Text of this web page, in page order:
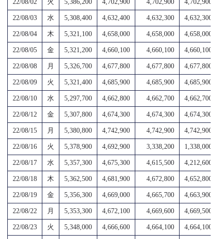
22/08/02 火 5,386,200 4,702,900 4,702,900 4,702,900
22/08/03 水 5,308,400 4,632,400 4,632,300 4,632,300
22/08/04 木 5,321,100 4,658,000 4,658,000 4,658,000
22/08/05 金 5,321,200 4,660,100 4,660,100 4,660,100
22/08/08 月 5,326,700 4,677,800 4,677,800 4,677,800
22/08/09 火 5,321,400 4,685,900 4,685,900 4,685,900
22/08/10 水 5,297,700 4,662,800 4,662,700 4,662,700
22/08/12 金 5,307,800 4,674,300 4,674,300 4,674,300
22/08/15 月 5,380,800 4,742,900 4,742,900 4,742,900
22/08/16 火 5,378,900 4,692,900 3,338,200 1,338,000
22/08/17 水 5,357,300 4,675,300 4,615,500 4,212,600
22/08/18 木 5,362,500 4,681,900 4,672,800 4,652,800
22/08/19 金 5,356,300 4,669,000 4,665,700 4,663,900
22/08/22 月 5,353,300 4,672,100 4,669,600 4,669,500
22/08/23 火 5,348,000 4,666,600 4,664,100 4,664,100